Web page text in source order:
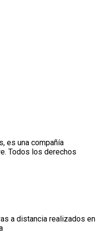
es una compañía
Todos los derechos
a distancia realizados en